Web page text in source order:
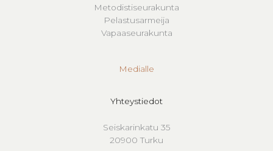
Metodistiseurakunta
Pelastusarmeija
Vapaaseurakunta
Medialle
Yhteystiedot
Seiskarinkatu 35
20900 Turku